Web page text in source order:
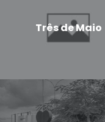
Três de Maio